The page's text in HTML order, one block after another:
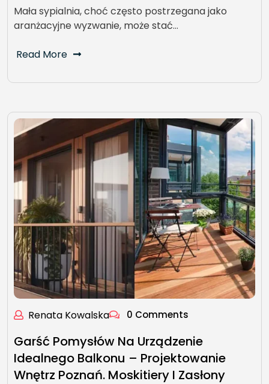
Mała sypialnia, choć często postrzegana jako
aranżacyjne wyzwanie, może stać…
Read More
Renata Kowalska 0 Comments
Garść Pomysłów Na Urządzenie
Idealnego Balkonu – Projektowanie
Wnętrz Poznań. Moskitiery I Zasłony